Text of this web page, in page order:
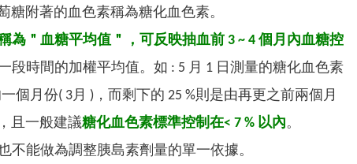
附著的血色素稱為糖化血色素。
為＂血糖平均值＂，可反映抽血前 3 ~ 4 個月內血糖控
時間的加權平均值。如 : 5 月 1 日測量的糖化血色素
個月份( 3月 )，而剩下的 25 %則是由再更之前兩個月
且一般建議糖化血色素標準控制在< 7 % 以內。
能做為調整胰島素劑量的單一依據。